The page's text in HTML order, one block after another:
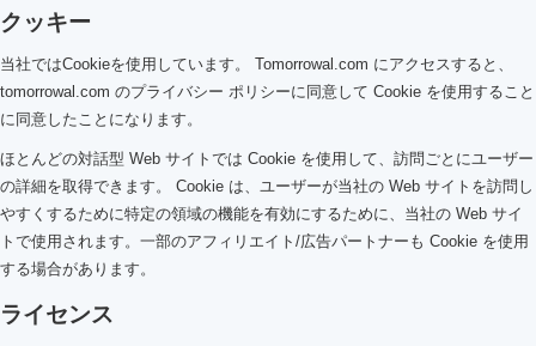
クッキー
当社ではCookieを使用しています。 Tomorrowal.com にアクセスすると、
tomorrowal.com のプライバシー ポリシーに同意して Cookie を使用すること
に同意したことになります。
ほとんどの対話型 Web サイトでは Cookie を使用して、訪問ごとにユーザー
の詳細を取得できます。 Cookie は、ユーザーが当社の Web サイトを訪問し
やすくするために特定の領域の機能を有効にするために、当社の Web サイ
トで使用されます。一部のアフィリエイト/広告パートナーも Cookie を使用
する場合があります。
ライセンス